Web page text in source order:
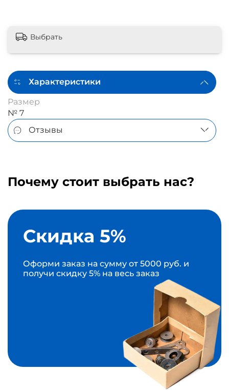
Выбрать
Характеристики
Размер
№ 7
Отзывы
Почему стоит выбрать нас?
Скидка 5%
Оформи заказ на сумму от 5000 руб. и
получи скидку 5% на весь заказ